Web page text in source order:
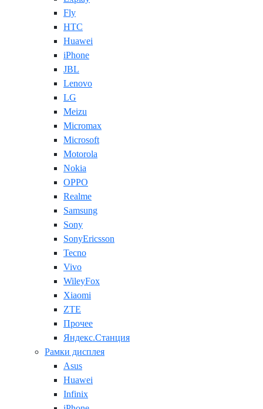
Fly
HTC
Huawei
iPhone
JBL
Lenovo
LG
Meizu
Micromax
Microsoft
Motorola
Nokia
OPPO
Realme
Samsung
Sony
SonyEricsson
Tecno
Vivo
WileyFox
Xiaomi
ZTE
Прочее
Яндекс.Станция
Рамки дисплея
Asus
Huawei
Infinix